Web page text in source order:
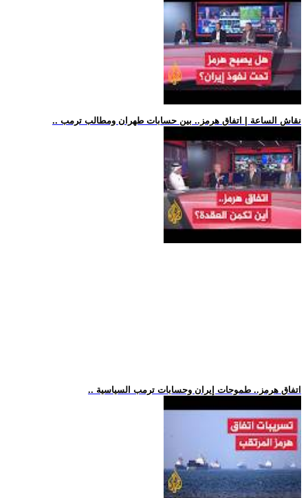
.. نقاش الساعة | اتفاق هرمز.. بين حسابات طهران ومطالب ترمب
.. اتفاق هرمز.. طموحات إيران وحسابات ترمب السياسية